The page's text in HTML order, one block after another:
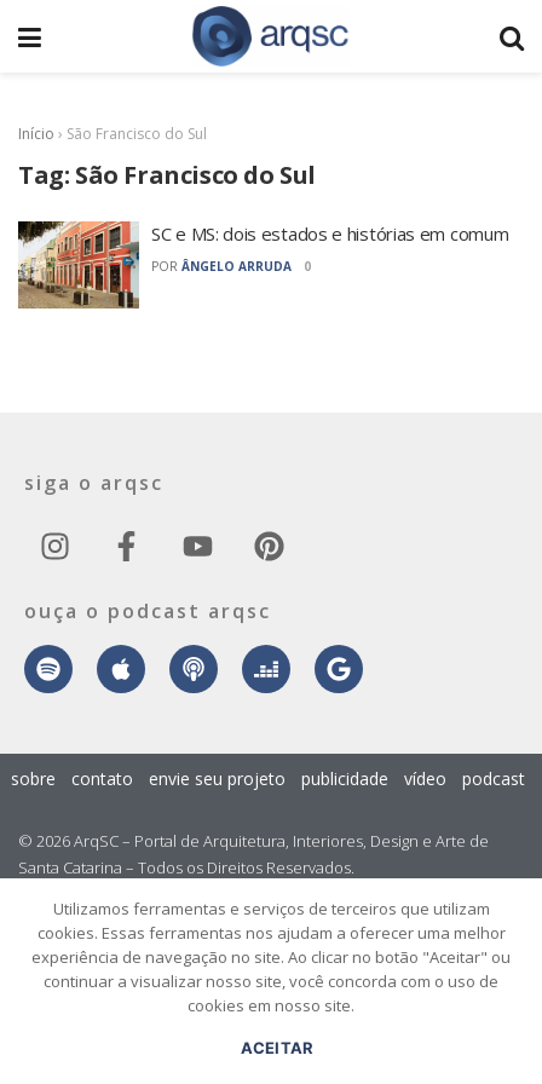
Início › São Francisco do Sul
Tag: São Francisco do Sul
SC e MS: dois estados e histórias em comum
POR ÂNGELO ARRUDA 0
siga o arqsc
ouça o podcast arqsc
© 2026 ArqSC – Portal de Arquitetura, Interiores, Design e Arte de
Santa Catarina – Todos os Direitos Reservados.
sobre contato envie seu projeto publicidade vídeo podcast
Utilizamos ferramentas e serviços de terceiros que utilizam
cookies. Essas ferramentas nos ajudam a oferecer uma melhor
experiência de navegação no site. Ao clicar no botão "Aceitar" ou
continuar a visualizar nosso site, você concorda com o uso de
cookies em nosso site.
ACEITAR